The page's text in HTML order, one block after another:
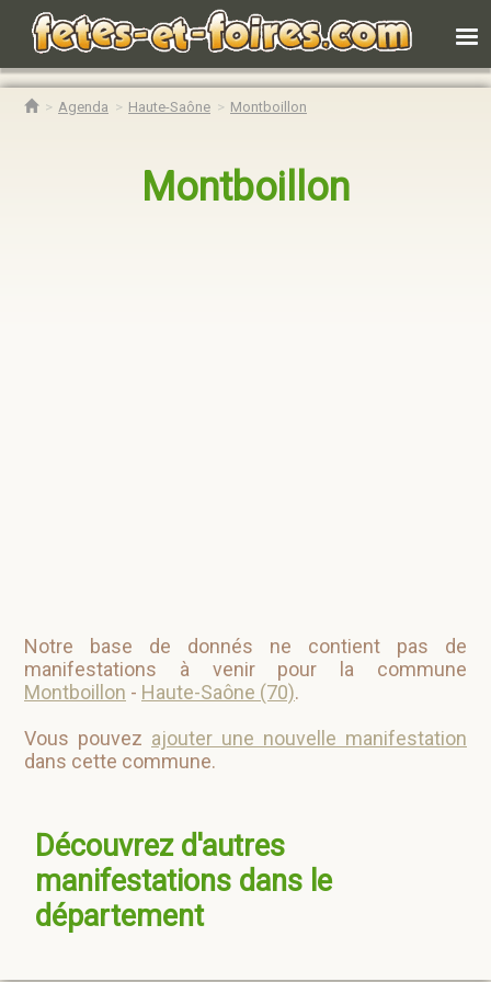
Agenda Haute-Saône Montboillon
Montboillon
Notre base de donnés ne contient pas de
manifestations à venir pour la commune
Montboillon - Haute-Saône (70).
Vous pouvez ajouter une nouvelle manifestation
dans cette commune.
Découvrez d'autres
manifestations dans le
département